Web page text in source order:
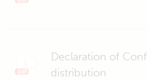
Declaration of
distribution